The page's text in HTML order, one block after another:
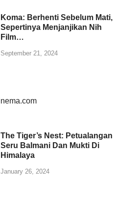
Koma: Berhenti Sebelum Mati,
Sepertinya Menjanjikan Nih
Film…
September 21, 2024
The Tiger’s Nest: Petualangan
Seru Balmani Dan Mukti Di
Himalaya
January 26, 2024